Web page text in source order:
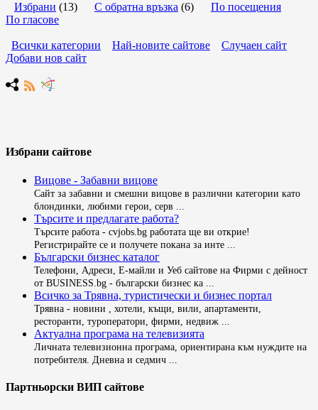
Избрани (13) С обратна връзка (6) По посещения
По гласове
Всички категории Най-новите сайтове
Случаен сайт
Добави нов сайт
Избрани сайтове
Вицове - Забавни вицове
Сайт за забавни и смешни вицове в различни категории като
блондинки, любими герои, серв ...
Търсите и предлагате работа?
Търсите работа - cvjobs.bg работата ще ви открие!
Регистрирайте се и получете покана за инте ...
Български бизнес каталог
Телефони, Адреси, Е-майли и Уеб сайтове на Фирми с дейност
от BUSINESS.bg - български бизнес ка ...
Всичко за Трявна, туристически и бизнес портал
Трявна - новини , хотели, къщи, вили, апартаменти,
ресторанти, туроператори, фирми, недвиж ...
Актуална програма на телевизията
Личната телевизионна програма, ориентирана към нуждите на
потребителя. Дневна и седмич ...
Партньорски ВИП сайтове